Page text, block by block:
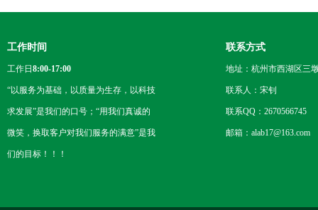
工作时间
工作日8:00-17:00
“以服务为基础，以质量为生存，以科技
求发展”是我们的口号；“用我们真诚的
微笑，换取客户对我们服务的满意”是我
们的目标！！！
联系方式
地址：杭州市西湖区三
联系人：宋钊
联系QQ：2670566745
邮箱：alab17@163.com